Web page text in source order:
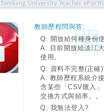
Tamkang University Teacher
教師歷程問與答:
Q: 開放給何種身份
A: 目前開放給淡江
使用。
Q: 資料不完整(正確
A: 教師歷程系統介
含某些「CSV匯入
交換方式與頻率。。
Q: 我無法登入?